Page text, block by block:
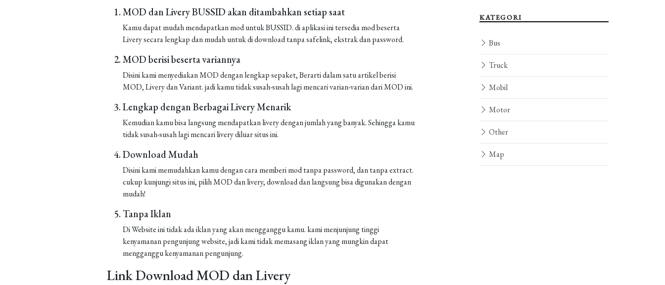
MOD dan Livery BUSSID akan ditambahkan setiap saat
Kamu dapat mudah mendapatkan mod untuk BUSSID. di aplikasi ini tersedia mod beserta
Livery secara lengkap dan mudah untuk di download tanpa safelink, ekstrak dan password.
MOD berisi beserta variannya
Disini kami menyediakan MOD dengan lengkap sepaket, Berarti dalam satu artikel berisi
MOD, Livery dan Variant. jadi kamu tidak susah-susah lagi mencari varian-varian dari MOD ini.
Lengkap dengan Berbagai Livery Menarik
Kemudian kamu bisa langsung mendapatkan livery dengan jumlah yang banyak. Sehingga kamu
tidak susah-susah lagi mencari livery diluar situs ini.
Download Mudah
Disini kami memudahkan kamu dengan cara memberi mod tanpa password, dan tanpa extract.
cukup kunjungi situs ini, pilih MOD dan livery, download dan langsung bisa digunakan dengan
mudah!
Tanpa Iklan
Di Website ini tidak ada iklan yang akan mengganggu kamu. kami menjunjung tinggi
kenyamanan pengunjung website, jadi kami tidak memasang iklan yang mungkin dapat
mengganggu kenyamanan pengunjung.
Link Download MOD dan Livery
KATEGORI
Bus
Truck
Mobil
Motor
Other
Map